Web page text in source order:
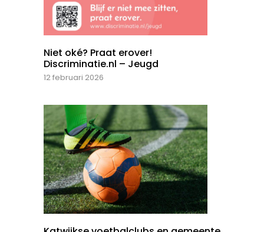
Niet oké? Praat erover!
Discriminatie.nl – Jeugd
12 februari 2026